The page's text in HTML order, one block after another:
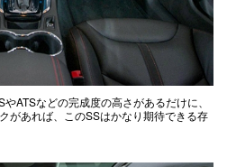
ATSなどの完成度の高さがあるだけに、
があれば、このSSはかなり期待できる存